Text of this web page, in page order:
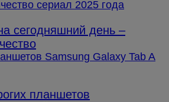
сегодняшний день –
планшетов